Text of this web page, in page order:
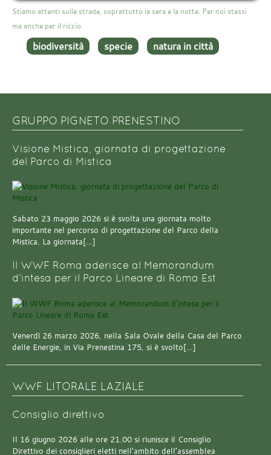
Stiamo attenti sulle strade, soprattutto la sera e la notte. Per noi stessi
ma anche per il riccio
biodiversità specie natura in città
GRUPPO PIGNETO PRENESTINO
Visione Mistica, giornata di progettazione
del Parco di Mistica
Sabato 23 maggio 2026 si è svolta una giornata molto
importante nel percorso di progettazione del Parco della
Mistica. La giornata[…]
Il WWF Roma aderisce al Memorandum
d’intesa per il Parco Lineare di Roma Est
Venerdì 26 marzo 2026, nella Sala Ovale della Casa del Parco
delle Energie, in Via Prenestina 175, si è svolto[…]
WWF LITORALE LAZIALE
Consiglio direttivo
Il 16 giugno 2026 alle ore 21.00 si riunisce il Consiglio
Direttivo dei consiglieri eletti nell’ambito dell’assemblea